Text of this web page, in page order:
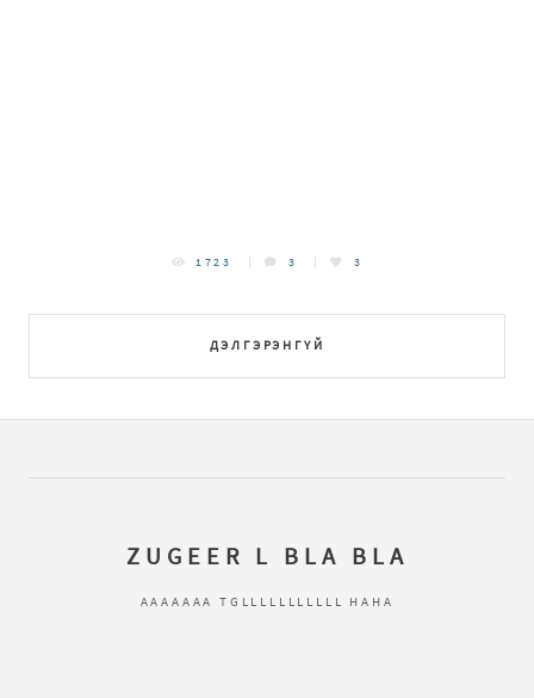
ДЭЛГЭРЭНГҮЙ
1723 3 3
ZUGEER L BLA BLA
AAAAAAA TGLLLLLLLLLLL HAHA